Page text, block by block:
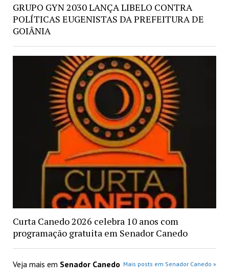
GRUPO GYN 2030 LANÇA LIBELO CONTRA
POLÍTICAS EUGENISTAS DA PREFEITURA DE
GOIÂNIA
Curta Canedo 2026 celebra 10 anos com
programação gratuita em Senador Canedo
Veja mais em Senador Canedo Mais posts em Senador Canedo »